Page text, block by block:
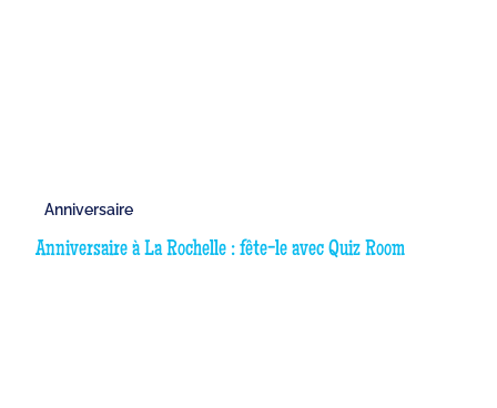
Anniversaire
Anniversaire à La Rochelle : fête-le avec Quiz Room